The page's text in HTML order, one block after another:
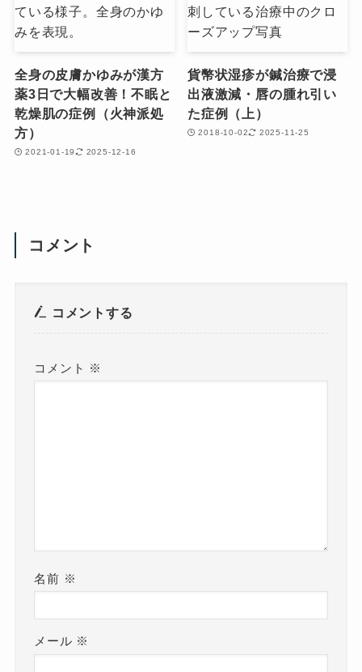
全身の皮膚かゆみが漢方
薬3日で大幅改善！不眠と
乾燥肌の症例（火神派処
方）
2021-01-19 2025-12-16
貨幣状湿疹が鍼治療で浸
出液激減・唇の腫れ引い
た症例（上）
2018-10-02 2025-11-25
コメント
コメントする
コメント ※
名前 ※
メール ※